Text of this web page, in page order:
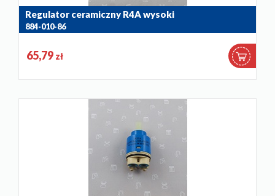
Regulator ceramiczny R4A wysoki
884-010-86
65,79 zł